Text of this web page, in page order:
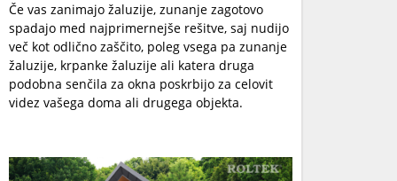
Če vas zanimajo žaluzije, zunanje zagotovo
spadajo med najprimernejše rešitve, saj nudijo
več kot odlično zaščito, poleg vsega pa zunanje
žaluzije, krpanke žaluzije ali katera druga
podobna senčila za okna poskrbijo za celovit
videz vašega doma ali drugega objekta.